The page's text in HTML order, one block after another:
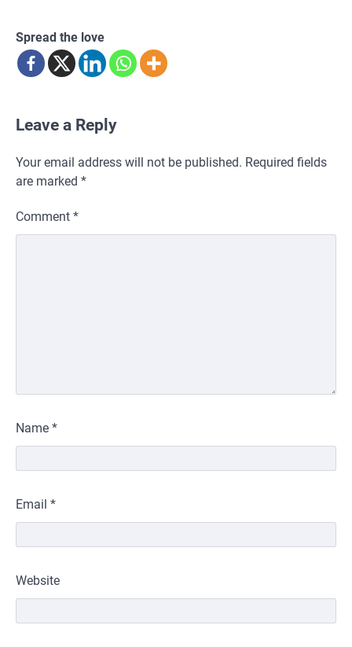
Spread the love
Leave a Reply
Your email address will not be published. Required fields
are marked *
Comment *
Name *
Email *
Website